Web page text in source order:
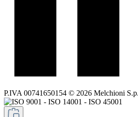
P.IVA 00741650154 © 2026 Melchioni